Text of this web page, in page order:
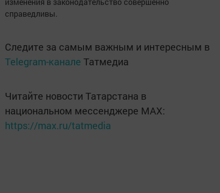
справедливы.
Следите за самым важным и интересным в
Telegram-канале Татмедиа
Читайте новости Татарстана в
национальном мессенджере MАХ:
https://max.ru/tatmedia